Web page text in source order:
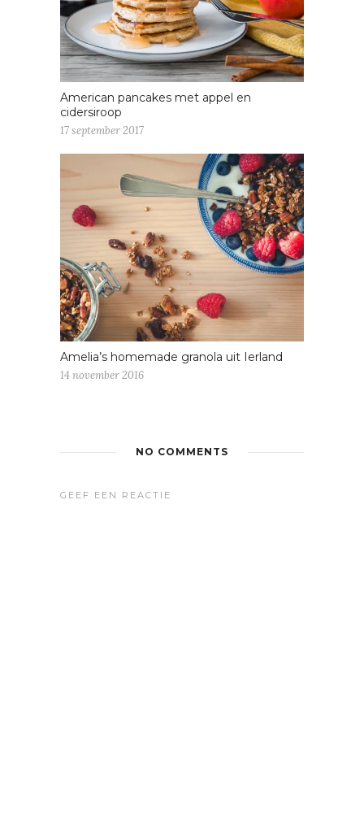
American pancakes met appel en
cidersiroop
17 september 2017
Amelia’s homemade granola uit Ierland
14 november 2016
NO COMMENTS
GEEF EEN REACTIE